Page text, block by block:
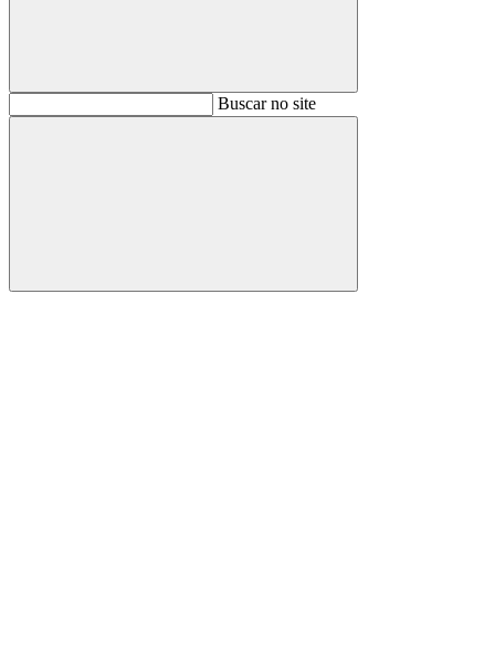
BuscarBuscar no site
Buscar